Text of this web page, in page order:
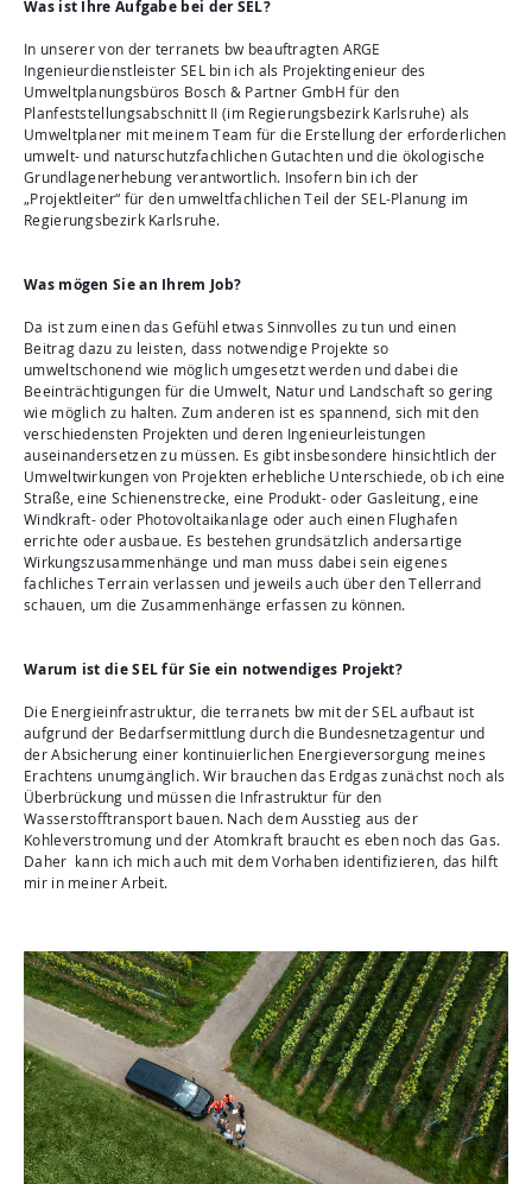
Was ist Ihre Aufgabe bei der SEL?
In unserer von der terranets bw beauftragten ARGE
Ingenieurdienstleister SEL bin ich als Projektingenieur des
Umweltplanungsbüros Bosch & Partner GmbH für den
Planfeststellungsabschnitt II (im Regierungsbezirk Karlsruhe) als
Umweltplaner mit meinem Team für die Erstellung der erforderlichen
umwelt- und naturschutzfachlichen Gutachten und die ökologische
Grundlagenerhebung verantwortlich. Insofern bin ich der
„Projektleiter“ für den umweltfachlichen Teil der SEL-Planung im
Regierungsbezirk Karlsruhe.
Was mögen Sie an Ihrem Job?
Da ist zum einen das Gefühl etwas Sinnvolles zu tun und einen
Beitrag dazu zu leisten, dass notwendige Projekte so
umweltschonend wie möglich umgesetzt werden und dabei die
Beeinträchtigungen für die Umwelt, Natur und Landschaft so gering
wie möglich zu halten. Zum anderen ist es spannend, sich mit den
verschiedensten Projekten und deren Ingenieurleistungen
auseinandersetzen zu müssen. Es gibt insbesondere hinsichtlich der
Umweltwirkungen von Projekten erhebliche Unterschiede, ob ich eine
Straße, eine Schienenstrecke, eine Produkt- oder Gasleitung, eine
Windkraft- oder Photovoltaikanlage oder auch einen Flughafen
errichte oder ausbaue. Es bestehen grundsätzlich andersartige
Wirkungszusammenhänge und man muss dabei sein eigenes
fachliches Terrain verlassen und jeweils auch über den Tellerrand
schauen, um die Zusammenhänge erfassen zu können.
Warum ist die SEL für Sie ein notwendiges Projekt?
Die Energieinfrastruktur, die terranets bw mit der SEL aufbaut ist
aufgrund der Bedarfsermittlung durch die Bundesnetzagentur und
der Absicherung einer kontinuierlichen Energieversorgung meines
Erachtens unumgänglich. Wir brauchen das Erdgas zunächst noch als
Überbrückung und müssen die Infrastruktur für den
Wasserstofftransport bauen. Nach dem Ausstieg aus der
Kohleverstromung und der Atomkraft braucht es eben noch das Gas.
Daher kann ich mich auch mit dem Vorhaben identifizieren, das hilft
mir in meiner Arbeit.